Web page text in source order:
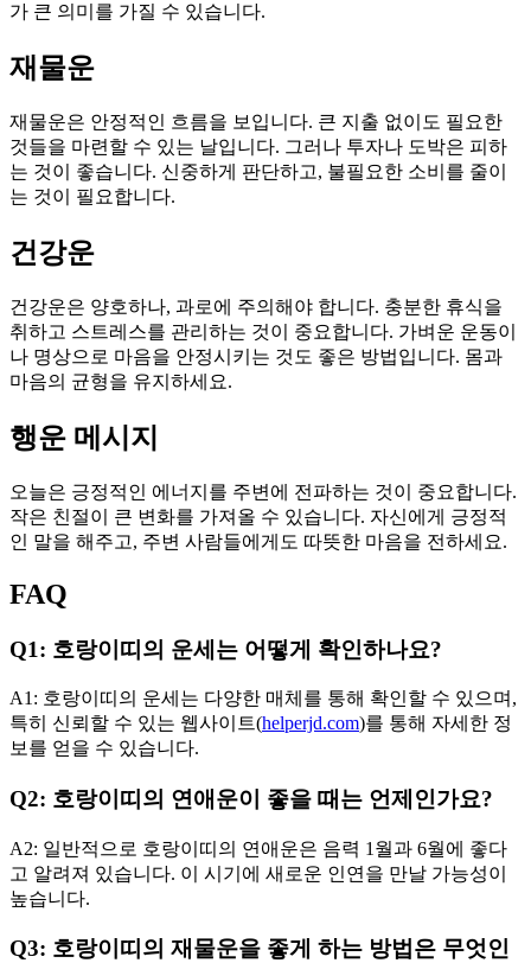
가 큰 의미를 가질 수 있습니다.
재물운
재물운은 안정적인 흐름을 보입니다. 큰 지출 없이도 필요한
것들을 마련할 수 있는 날입니다. 그러나 투자나 도박은 피하
는 것이 좋습니다. 신중하게 판단하고, 불필요한 소비를 줄이
는 것이 필요합니다.
건강운
건강운은 양호하나, 과로에 주의해야 합니다. 충분한 휴식을
취하고 스트레스를 관리하는 것이 중요합니다. 가벼운 운동이
나 명상으로 마음을 안정시키는 것도 좋은 방법입니다. 몸과
마음의 균형을 유지하세요.
행운 메시지
오늘은 긍정적인 에너지를 주변에 전파하는 것이 중요합니다.
작은 친절이 큰 변화를 가져올 수 있습니다. 자신에게 긍정적
인 말을 해주고, 주변 사람들에게도 따뜻한 마음을 전하세요.
FAQ
Q1: 호랑이띠의 운세는 어떻게 확인하나요?
A1: 호랑이띠의 운세는 다양한 매체를 통해 확인할 수 있으며,
특히 신뢰할 수 있는 웹사이트(helperjd.com)를 통해 자세한 정
보를 얻을 수 있습니다.
Q2: 호랑이띠의 연애운이 좋을 때는 언제인가요?
A2: 일반적으로 호랑이띠의 연애운은 음력 1월과 6월에 좋다
고 알려져 있습니다. 이 시기에 새로운 인연을 만날 가능성이
높습니다.
Q3: 호랑이띠의 재물운을 좋게 하는 방법은 무엇인